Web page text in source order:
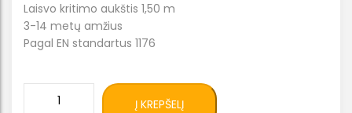
Laisvo kritimo aukštis 1,50 m
3-14 metų amžius
Pagal EN standartus 1176
Į KREPŠELĮ